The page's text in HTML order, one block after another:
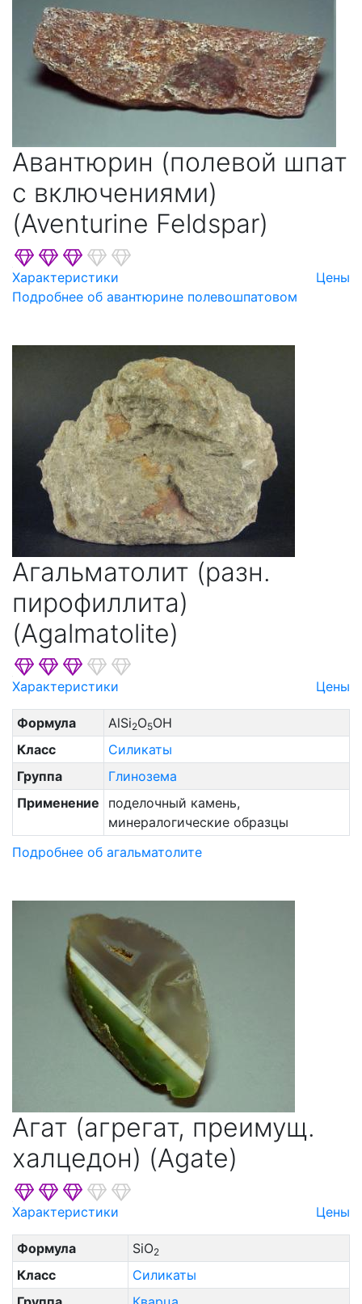
Авантюрин (полевой шпат
с включениями)
(Aventurine Feldspar)
Характеристики
Цены
Подробнее об авантюрине полевошпатовом
Агальматолит (разн.
пирофиллита)
(Agalmatolite)
Характеристики Цены
Формула AlSi2O5OH
Класс
Силикаты
Группа
Глинозема
Применение
поделочный камень,
минералогические образцы
Подробнее об агальматолите
Агат (агрегат, преимущ.
халцедон) (Agate)
Характеристики Цены
Формула SiO2
Класс
Силикаты